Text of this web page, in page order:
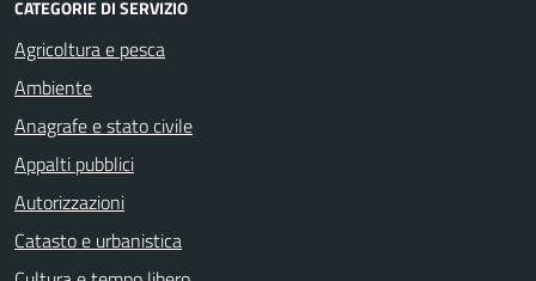
CATEGORIE DI SERVIZIO
Agricoltura e pesca
Ambiente
Anagrafe e stato civile
Appalti pubblici
Autorizzazioni
Catasto e urbanistica